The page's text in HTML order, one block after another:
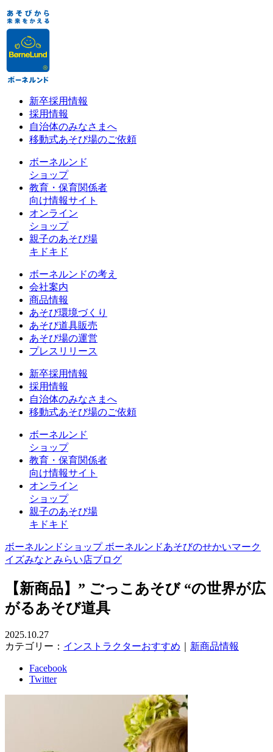
新卒採用情報
採用情報
自治体のみなさまへ
移動式あそび場のご依頼
ボーネルンド
ショップ
教育・保育関係者
向け情報サイト
オンライン
ショップ
親子のあそび場
キドキド
ボーネルンドの考え
会社案内
商品情報
あそび環境づくり
あそび道具販売
あそび場の運営
プレスリリース
新卒採用情報
採用情報
自治体のみなさまへ
移動式あそび場のご依頼
ボーネルンド
ショップ
教育・保育関係者
向け情報サイト
オンライン
ショップ
親子のあそび場
キドキド
ボーネルンドショップ ボーネルンドあそびのせかいマーク
イズみなとみらい店ブログ
【新商品】” ごっこあそび “の世界が広
がるあそび道具
2025.10.27
カテゴリー： インストラクターおすすめ 新商品情報
Facebook
Twitter